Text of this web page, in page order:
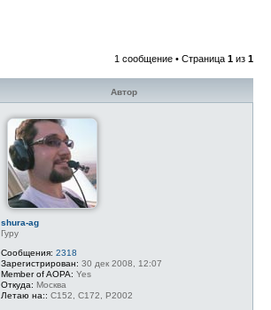
1 сообщение • Страница 1 из 1
Автор
shura-ag
Гуру
Сообщения: 2318
Зарегистрирован: 30 дек 2008, 12:07
Member of AOPA: Yes
Откуда: Москва
Летаю на:: С152, С172, P2002